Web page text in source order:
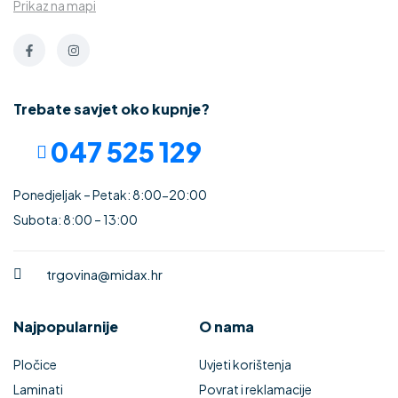
Prikaz na mapi
Trebate savjet oko kupnje?
047 525 129
Ponedjeljak – Petak: 8:00-20:00
Subota: 8:00 – 13:00
trgovina@midax.hr
Najpopularnije
Pločice
Laminati
O nama
Uvjeti korištenja
Povrat i reklamacije